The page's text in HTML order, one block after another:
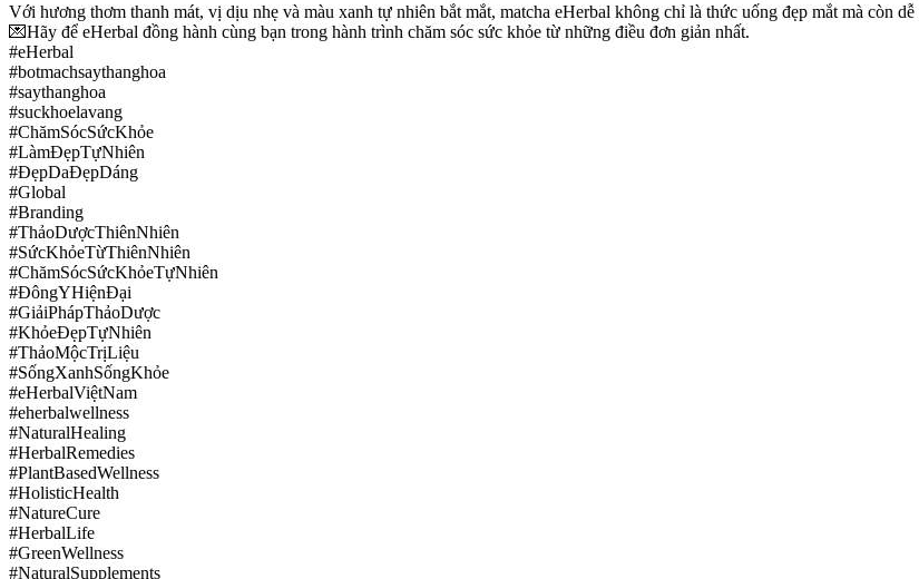
Với hương thơm thanh mát, vị dịu nhẹ và màu xanh tự nhiên bắt mắt, matcha eHerbal không chỉ là thức uống đẹp mắt mà còn
💌Hãy để eHerbal đồng hành cùng bạn trong hành trình chăm sóc sức khỏe từ những điều đơn giản nhất.
#eHerbal
#botmachsaythanghoa
#saythanghoa
#suckhoelavang
#ChămSócSứcKhỏe
#LàmĐẹpTựNhiên
#ĐẹpDaĐẹpDáng
#Global
#Branding
#ThảoDượcThiênNhiên
#SứcKhỏeTừThiênNhiên
#ChămSócSứcKhỏeTựNhiên
#ĐôngYHiệnĐại
#GiảiPhápThảoDược
#KhỏeĐẹpTựNhiên
#ThảoMộcTrịLiệu
#SốngXanhSốngKhỏe
#eHerbalViệtNam
#eherbalwellness
#NaturalHealing
#HerbalRemedies
#PlantBasedWellness
#HolisticHealth
#NatureCure
#HerbalLife
#GreenWellness
#NaturalSupplements